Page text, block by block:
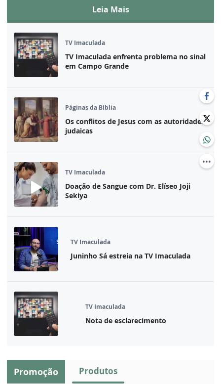
Leia Mais
TV Imaculada
TV Imaculada enfrenta problema no sinal
em Campo Grande
Páginas da Bíblia
Os conflitos de Jesus com as autoridades
judaicas
TV Imaculada
Doação de Sangue com Dr. Elíseo Joji
Sekiya
TV Imaculada
Juninho Sá estreia na TV Imaculada
TV Imaculada
Nota de esclarecimento
Promoção Produtos